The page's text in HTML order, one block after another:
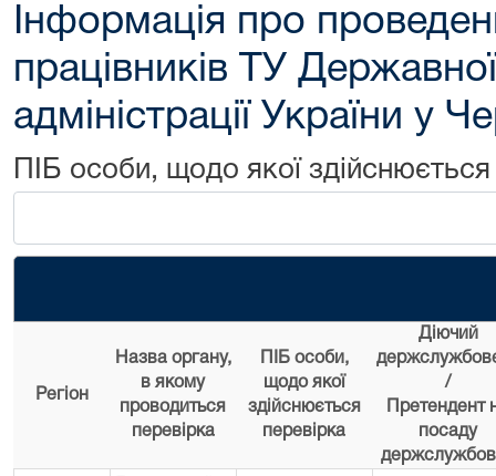
Інформація про
працівників ТУ
адміністрації України у
ПІБ особи, щодо якої здійснюється
Регіон
Назва органу,
в якому
проводиться
перевірка
ПІБ особи,
щодо якої
здійснюється
перевірка
Діючий
/
Претендент
посаду